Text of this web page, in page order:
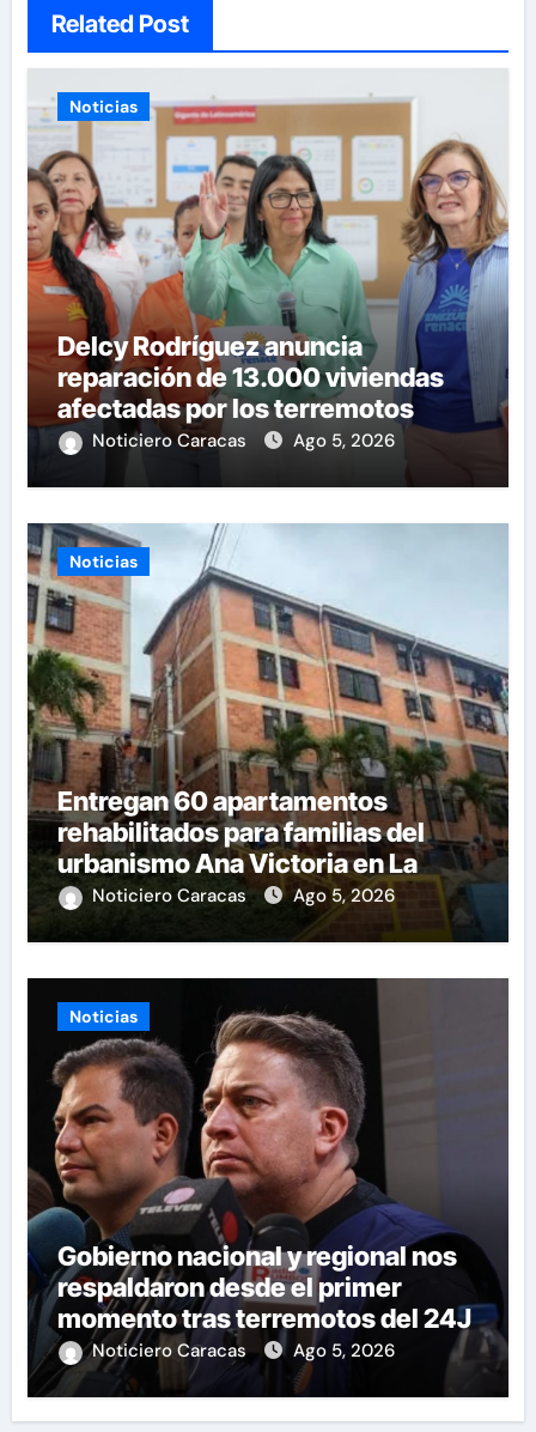
Related Post
Noticias
Delcy Rodríguez anuncia
reparación de 13.000 viviendas
afectadas por los terremotos
Noticiero Caracas Ago 5, 2026
Noticias
Entregan 60 apartamentos
rehabilitados para familias del
urbanismo Ana Victoria en La
Guaira
Noticiero Caracas Ago 5, 2026
Noticias
Gobierno nacional y regional nos
respaldaron desde el primer
momento tras terremotos del 24J
Noticiero Caracas Ago 5, 2026